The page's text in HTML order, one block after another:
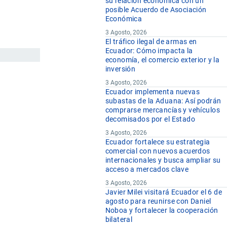
posible Acuerdo de Asociación
Económica
3 Agosto, 2026
El tráfico ilegal de armas en
Ecuador: Cómo impacta la
economía, el comercio exterior y la
inversión
3 Agosto, 2026
Ecuador implementa nuevas
subastas de la Aduana: Así podrán
comprarse mercancías y vehículos
decomisados por el Estado
3 Agosto, 2026
Ecuador fortalece su estrategia
comercial con nuevos acuerdos
internacionales y busca ampliar su
acceso a mercados clave
3 Agosto, 2026
Javier Milei visitará Ecuador el 6 de
agosto para reunirse con Daniel
Noboa y fortalecer la cooperación
bilateral